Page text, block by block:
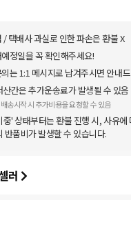
/ 택배사 과실로 인한 파손은 환불 X
정일을 꼭 확인해주세요!
는 1:1 메시지로 남겨주시면 안내
간은 추가운송료가 발생될 수 있음
송시작 시 추가비용을 요청할 수 있음
중' 상태부터는 환불 진행 시, 사유에
반품비가 발생할 수 있습니다.
러